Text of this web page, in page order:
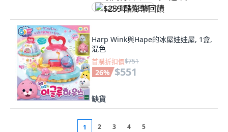
$259 酷澎幣回饋
Harp Wink與Hape的冰屋娃娃屋, 1盒,
混色
首購折扣價$751
26% $551
缺貨
1 2 3 4 5